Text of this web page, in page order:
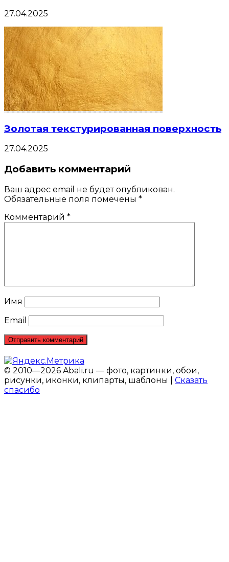
27.04.2025
Золотая текстурированная поверхность
27.04.2025
Добавить комментарий
Ваш адрес email не будет опубликован.
Обязательные поля помечены *
Комментарий *
Имя
Email
© 2010—2026 Abali.ru — фото, картинки, обои,
рисунки, иконки, клипарты, шаблоны | Сказать
спасибо